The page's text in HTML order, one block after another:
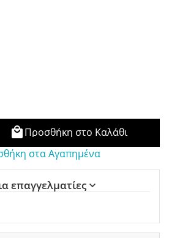
Προσθήκη στο Καλάθι
στα Αγαπημένα
επαγγελματίες